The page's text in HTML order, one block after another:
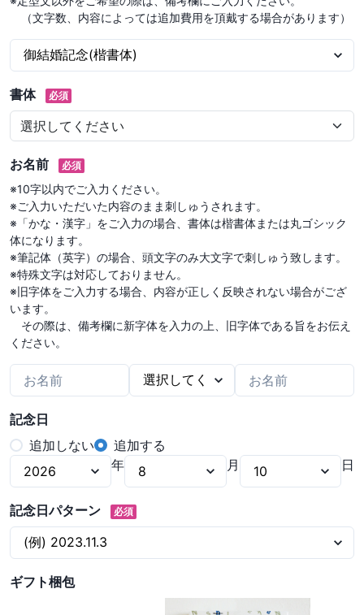
（文字数、内容によっては追加費用を頂戴する場合があります）
書体 必須
お名前 必須
※10字以内でご入力ください。
※ご入力いただいた内容のまま刺しゅうされます。
※「かな・漢字」をご入力の場合、書体は楷書体または丸ゴシック
体になります。
※筆記体（英字）の場合、頭文字のみ大文字で刺しゅう致します。
※特殊文字は対応しておりません。
※旧字体をご入力する場合、内容が正しく反映されない場合がござ
います。
その際は、備考欄に新字体を入力の上、旧字体である旨をお伝え
ください。
記念日
追加しない
追加する
年
月 日
記念日パターン 必須
ギフト梱包